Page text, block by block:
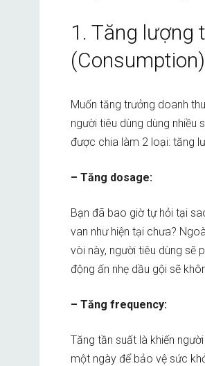
1. Tăng lượng
(Consumption)
Muốn tăng trưởng doanh
người tiêu dùng dùng nhiều
được chia làm 2 loại: tăng
– Tăng dosage:
Bạn đã bao giờ tự hỏi tại
van như hiện tại chưa?
vòi này, người tiêu dùng sẽ
động ấn nhẹ dầu gội sẽ
– Tăng frequency:
Tăng tần suất là khiến
một ngày để bảo vệ sức